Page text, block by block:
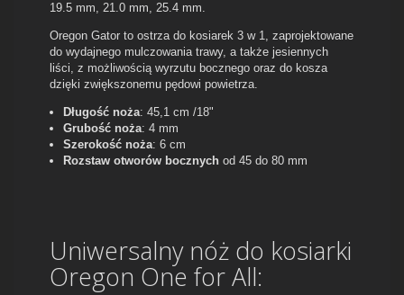
19.5 mm, 21.0 mm, 25.4 mm.
Oregon Gator to ostrza do kosiarek 3 w 1, zaprojektowane
do wydajnego mulczowania trawy, a także jesiennych
liści, z możliwością wyrzutu bocznego oraz do kosza
dzięki zwiększonemu pędowi powietrza.
Długość noża: 45,1 cm /18"
Grubość noża: 4 mm
Szerokość noża: 6 cm
Rozstaw otworów bocznych od 45 do 80 mm
Uniwersalny nóż do kosiarki
Oregon One for All: